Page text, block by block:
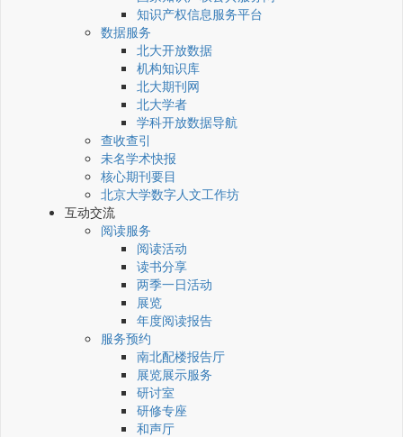
知识产权信息服务平台
数据服务
北大开放数据
机构知识库
北大期刊网
北大学者
学科开放数据导航
查收查引
未名学术快报
核心期刊要目
北京大学数字人文工作坊
互动交流
阅读服务
阅读活动
读书分享
两季一日活动
展览
年度阅读报告
服务预约
南北配楼报告厅
展览展示服务
研讨室
研修专座
和声厅